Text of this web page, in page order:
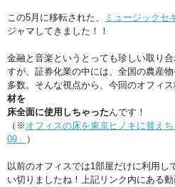
この5月に移転された、 ミュージックセ
ジャマしてきました！！
金融と音楽というとっても珍しい取り
すが、証券化業の中には、全国の農産
多数。そんな視点から、今回のオフィ
材を
床全面に使用しちゃったんです！
（※ オフィスの床を東京ヒノキに替え
09」 ）
以前のオフィスでは1部屋だけに利用し
い切りましたね！上記リンク内にある